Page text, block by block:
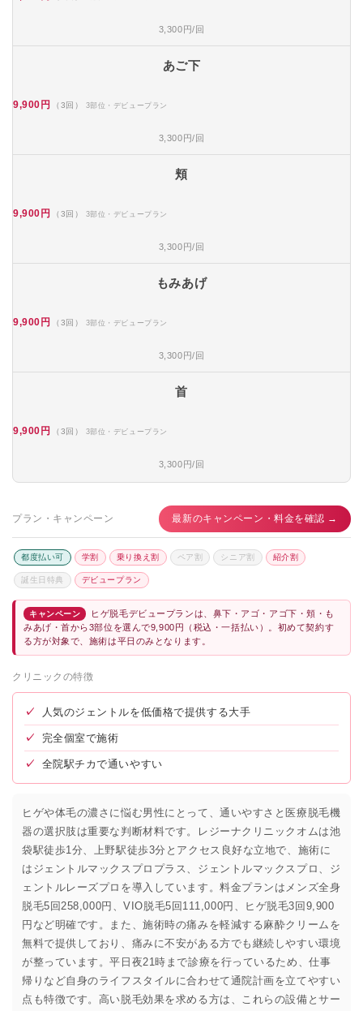
3,300円/回
あご下
9,900円 （3回） 3部位・デビュープラン
3,300円/回
頬
9,900円 （3回） 3部位・デビュープラン
3,300円/回
もみあげ
9,900円 （3回） 3部位・デビュープラン
3,300円/回
首
9,900円 （3回） 3部位・デビュープラン
3,300円/回
プラン・キャンペーン 最新のキャンペーン・料金を確認 →
都度払い可 学割 乗り換え割 ペア割 シニア割 紹介割
誕生日特典 デビュープラン
キャンペーン
ヒゲ脱毛デビュープランは、鼻下・アゴ・アゴ下・頬・も
みあげ・首から3部位を選んで9,900円（税込・一括払い）。初めて契約す
る方が対象で、施術は平日のみとなります。
クリニックの特徴
✓ 人気のジェントルを低価格で提供する大手
✓ 完全個室で施術
✓ 全院駅チカで通いやすい
ヒゲや体毛の濃さに悩む男性にとって、通いやすさと医療脱毛機
器の選択肢は重要な判断材料です。レジーナクリニックオムは池
袋駅徒歩1分、上野駅徒歩3分とアクセス良好な立地で、施術に
はジェントルマックスプロプラス、ジェントルマックスプロ、ジ
ェントルレーズプロを導入しています。料金プランはメンズ全身
脱毛5回258,000円、VIO脱毛5回111,000円、ヒゲ脱毛3回9,900
円など明確です。また、施術時の痛みを軽減する麻酔クリームを
無料で提供しており、痛みに不安がある方でも継続しやすい環境
が整っています。平日夜21時まで診療を行っているため、仕事
帰りなど自身のライフスタイルに合わせて通院計画を立てやすい
点も特徴です。高い脱毛効果を求める方は、これらの設備とサー